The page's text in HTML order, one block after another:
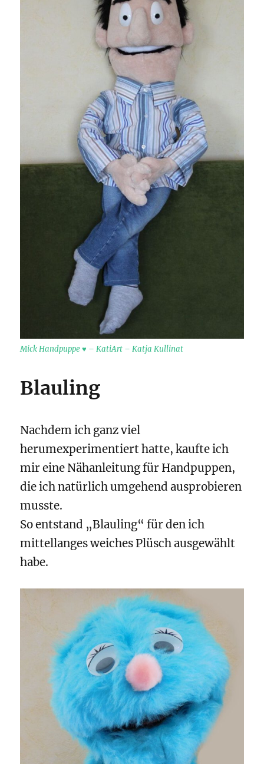
Mick Handpuppe ♥ – KatiArt – Katja Kullinat
Blauling
Nachdem ich ganz viel
herumexperimentiert hatte, kaufte ich
mir eine Nähanleitung für Handpuppen,
die ich natürlich umgehend ausprobieren
musste.
So entstand „Blauling“ für den ich
mittellanges weiches Plüsch ausgewählt
habe.